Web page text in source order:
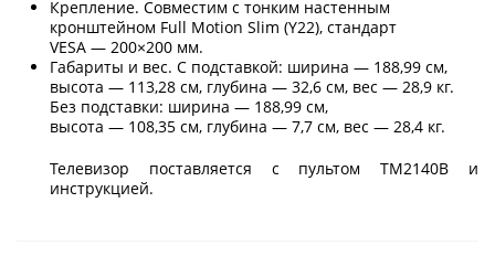
Крепление. Совместим с тонким настенным
кронштейном Full Motion Slim (Y22), стандарт
VESA — 200×200 мм.
Габариты и вес. С подставкой: ширина — 188,99 см,
высота — 113,28 см, глубина — 32,6 см, вес — 28,9 кг.
Без подставки: ширина — 188,99 см,
высота — 108,35 см, глубина — 7,7 см, вес — 28,4 кг.
Телевизор поставляется с пультом TM2140B и
инструкцией.